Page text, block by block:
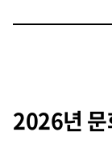
2026년